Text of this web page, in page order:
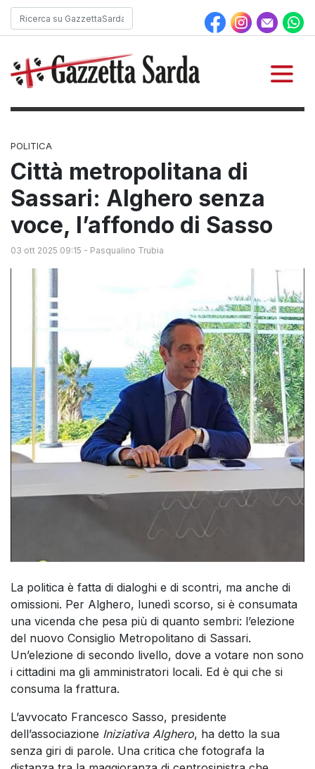
POLITICA
Città metropolitana di
Sassari: Alghero senza
voce, l’affondo di Sasso
03 ott 2025 09:15 - Pasqualino Trubia
La politica è fatta di dialoghi e di scontri, ma anche di
omissioni. Per Alghero, lunedì scorso, si è consumata
una vicenda che pesa più di quanto sembri: l’elezione
del nuovo Consiglio Metropolitano di Sassari.
Un’elezione di secondo livello, dove a votare non sono
i cittadini ma gli amministratori locali. Ed è qui che si
consuma la frattura.
L’avvocato Francesco Sasso, presidente
dell’associazione Iniziativa Alghero, ha detto la sua
senza giri di parole. Una critica che fotografa la